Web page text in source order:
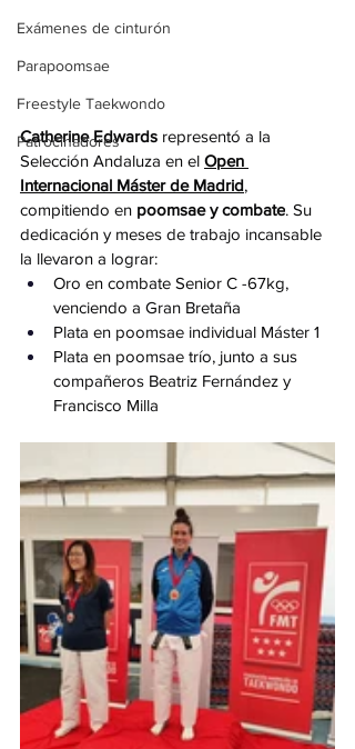
Exámenes de cinturón
Parapoomsae
Freestyle Taekwondo
Patrocinadores
Catherine Edwards representó a la
Selección Andaluza en el Open
Internacional Máster de Madrid,
compitiendo en poomsae y combate. Su
dedicación y meses de trabajo incansable
la llevaron a lograr:
Oro en combate Senior C -67kg,
venciendo a Gran Bretaña
Plata en poomsae individual Máster 1
Plata en poomsae trío, junto a sus
compañeros Beatriz Fernández y
Francisco Milla